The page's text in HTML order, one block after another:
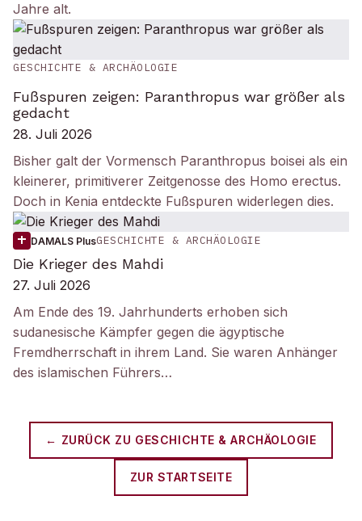
Jahre alt.
GESCHICHTE & ARCHÄOLOGIE
Fußspuren zeigen: Paranthropus war größer als
gedacht
28. Juli 2026
Bisher galt der Vormensch Paranthropus boisei als ein
kleinerer, primitiverer Zeitgenosse des Homo erectus.
Doch in Kenia entdeckte Fußspuren widerlegen dies.
DAMALS PlusGESCHICHTE & ARCHÄOLOGIE
Die Krieger des Mahdi
27. Juli 2026
Am Ende des 19. Jahrhunderts erhoben sich
sudanesische Kämpfer gegen die ägyptische
Fremdherrschaft in ihrem Land. Sie waren Anhänger
des islamischen Führers…
← ZURÜCK ZU GESCHICHTE & ARCHÄOLOGIE
ZUR STARTSEITE